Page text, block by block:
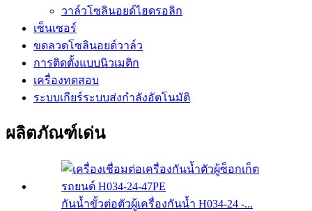
วาล์วโซลินอยด์ไฮดรอลิก
เซ็นเซอร์
ขดลวดโซลินอยด์วาล์ว
การติดตั้งแบบนิวเมติก
เครื่องทดสอบ
ระบบเกียร์ระบบส่งกำลังอัตโนมัติ
ผลิตภัณฑ์เด่น
กันน้ำขั้วต่อตัวผู้เครื่องกันน้ำ H034-24 -...